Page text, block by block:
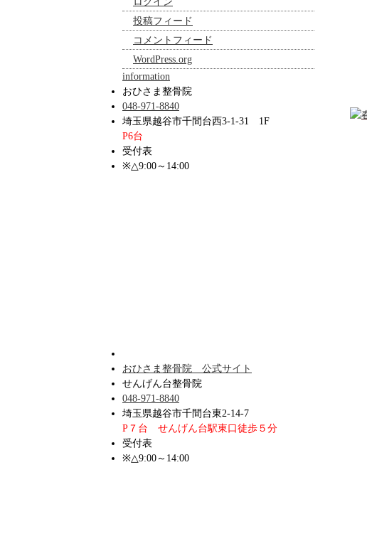
投稿フィード
コメントフィード
WordPress.org
information
おひさま整骨院
048-971-8840
埼玉県越谷市千間台西3-1-31 1F
P6台
受付表
※△9:00～14:00
おひさま整骨院 公式サイト
せんげん台整骨院
048-971-8840
埼玉県越谷市千間台東2-14-7
P７台 せんげん台駅東口徒歩５分
受付表
※△9:00～14:00